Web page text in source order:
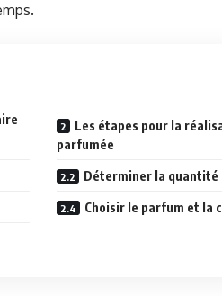
Les étapes pour la
parfumée
Déterminer la quantité
Choisir le parfum et la